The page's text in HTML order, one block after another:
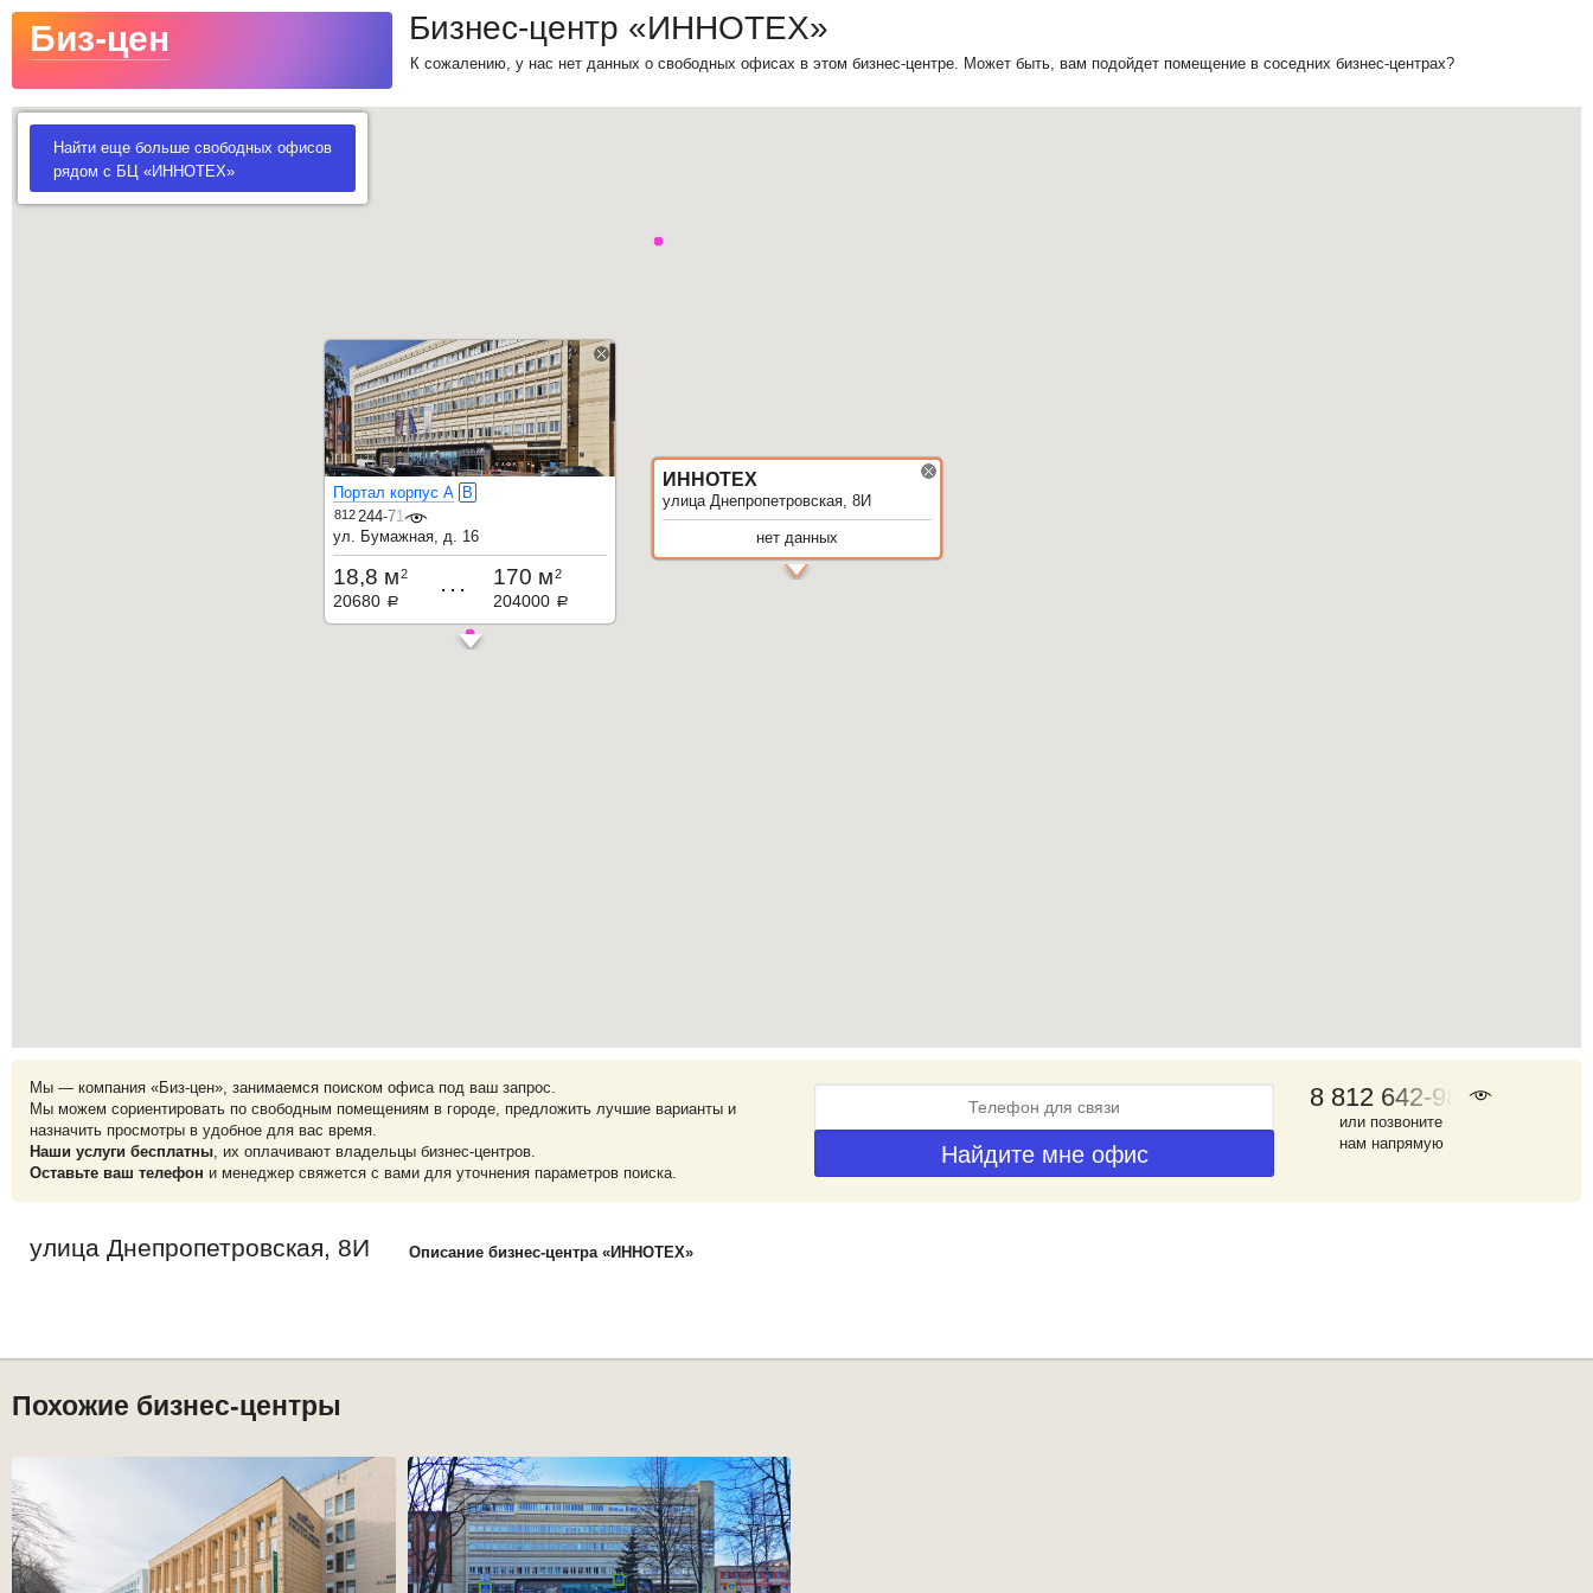
Биз-цен Бизнес-центр «ИННОТЕХ»
К сожалению, у нас нет данных о свободных офисах в этом бизнес-центре. Может быть, вам подойдет помещение в соседних бизнес-центрах?
ИННОТЕХ
улица Днепропетровская, 8И
нет данных
Портал корпус А B
812 244-71-32
ул. Бумажная, д. 16
18,8 м2
20680 a
... 170 м2
204000 a
Мы — компания «Биз-цен», занимаемся поиском офиса под ваш запрос.
Мы можем сориентировать по свободным помещениям в городе, предложить лучшие варианты и
назначить просмотры в удобное для вас время.
Наши услуги бесплатны, их оплачивают владельцы бизнес-центров.
Оставьте ваш телефон и менеджер свяжется с вами для уточнения параметров поиска.
8 812 642-98-46
или позвоните
нам напрямую
улица Днепропетровская, 8И Описание бизнес-центра «ИННОТЕХ»
Похожие бизнес-центры
Найти еще больше свободных офисов
рядом с БЦ «ИННОТЕХ»